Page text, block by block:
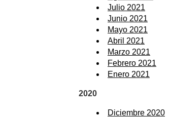
Julio 2021
Junio 2021
Mayo 2021
Abril 2021
Marzo 2021
Febrero 2021
Enero 2021
2020
Diciembre 2020